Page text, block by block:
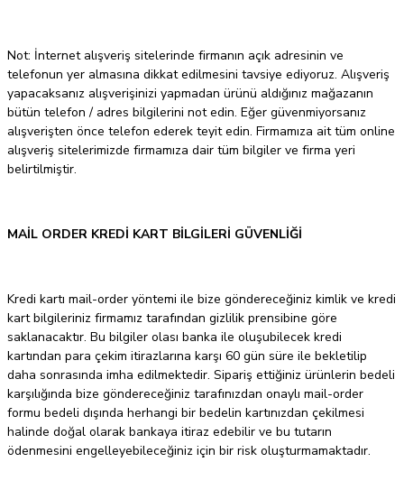
Not: İnternet alışveriş sitelerinde firmanın açık adresinin ve
telefonun yer almasına dikkat edilmesini tavsiye ediyoruz. Alışveriş
yapacaksanız alışverişinizi yapmadan ürünü aldığınız mağazanın
bütün telefon / adres bilgilerini not edin. Eğer güvenmiyorsanız
alışverişten önce telefon ederek teyit edin. Firmamıza ait tüm online
alışveriş sitelerimizde firmamıza dair tüm bilgiler ve firma yeri
belirtilmiştir.
MAİL ORDER KREDİ KART BİLGİLERİ GÜVENLİĞİ
Kredi kartı mail-order yöntemi ile bize göndereceğiniz kimlik ve kredi
kart bilgileriniz firmamız tarafından gizlilik prensibine göre
saklanacaktır. Bu bilgiler olası banka ile oluşubilecek kredi
kartından para çekim itirazlarına karşı 60 gün süre ile bekletilip
daha sonrasında imha edilmektedir. Sipariş ettiğiniz ürünlerin bedeli
karşılığında bize göndereceğiniz tarafınızdan onaylı mail-order
formu bedeli dışında herhangi bir bedelin kartınızdan çekilmesi
halinde doğal olarak bankaya itiraz edebilir ve bu tutarın
ödenmesini engelleyebileceğiniz için bir risk oluşturmamaktadır.